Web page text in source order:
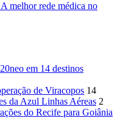
melhor rede médica no
em 14 destinos
de Viracopos 14
da Azul Linhas Aéreas 2
do Recife para Goiânia